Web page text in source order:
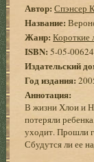
Автор: Спэнсер
Название:
Жанр:
ISBN: 5-05-
Издательский
Год издания:
Аннотация:
В жизни Хлои и
потеряли
уходит. Прошли
Сбудутся ли ее